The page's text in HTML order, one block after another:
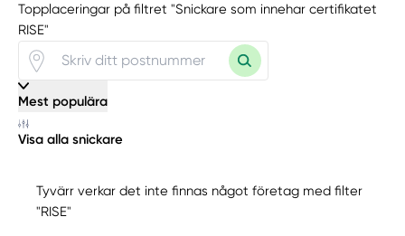
Topplaceringar på filtret "Snickare som innehar certifikatet
RISE"
Mest populära
Visa alla snickare
Tyvärr verkar det inte finnas något företag med filter
"RISE"